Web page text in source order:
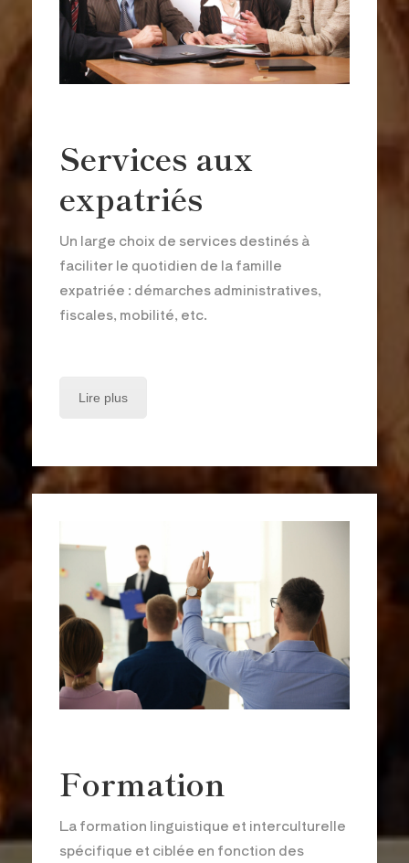
Services aux
expatriés
Un large choix de services destinés à
faciliter le quotidien de la famille
expatriée : démarches administratives,
fiscales, mobilité, etc.
Lire plus
Formation
La formation linguistique et interculturelle
spécifique et ciblée en fonction des